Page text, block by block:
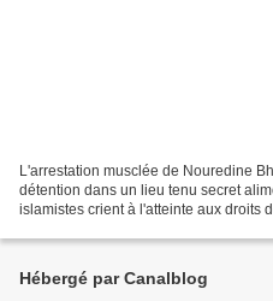
L'arrestation musclée de Nouredine
détention dans un lieu tenu secret
islamistes crient à l'atteinte aux droits
Hébergé par Canalblog